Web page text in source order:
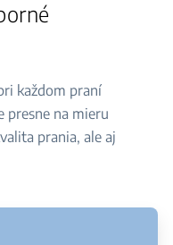
každom praní
presne na mieru
prania, ale aj